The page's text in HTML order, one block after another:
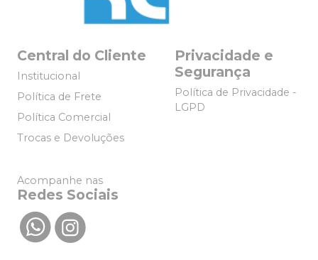
Central do Cliente
Institucional
Política de Frete
Política Comercial
Trocas e Devoluções
Privacidade e
Segurança
Política de Privacidade -
LGPD
Acompanhe nas
Redes Sociais